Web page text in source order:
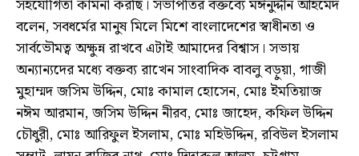
সহযোগিতা কামনা করছি। সভাপতির বক্তব্যে মঈনুদ্দীন আহমেদ
বলেন, সবধর্মের মানুষ মিলে মিশে বাংলাদেশের স্বাধীনতা ও
সার্বভৌমত্ব অক্ষুন্ন রাখবে এটাই আমাদের বিশ্বাস। সভায়
অন্যান্যদের মধ্যে বক্তব্য রাখেন সাংবাদিক বাবলু বড়ুয়া, গাজী
মুহাম্মদ জসিম উদ্দিন, মোঃ কামাল হোসেন, মোঃ ইমতিয়াজ
নঈম আরমান, জসিম উদ্দিন নীরব, মোঃ জাহেদ, কফিল উদ্দিন
চৌধুরী, মোঃ আরিফুল ইসলাম, মোঃ মহিউদ্দিন, রবিউল ইসলাম